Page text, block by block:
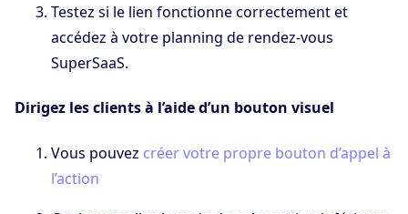
Testez si le lien fonctionne correctement et
accédez à votre planning de rendez-vous
SuperSaaS.
Dirigez les clients à l’aide d’un bouton visuel
Vous pouvez créer votre propre bouton d’appel à
l’action